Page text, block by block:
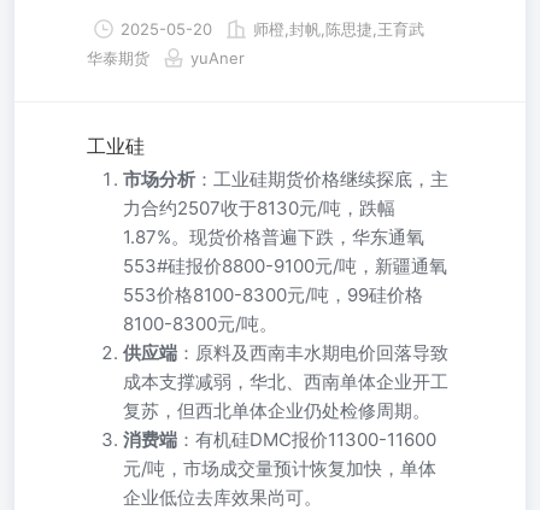
2025-05-20
师橙,封帆,陈思捷,王育武
华泰期货
yuAner
工业硅
市场分析 ：工业硅期货价格继续探底，主
力合约2507收于8130元/吨，跌幅
1.87%。现货价格普遍下跌，华东通氧
553#硅报价8800-9100元/吨，新疆通氧
553价格8100-8300元/吨，99硅价格
8100-8300元/吨。
供应端 ：原料及西南丰水期电价回落导致
成本支撑减弱，华北、西南单体企业开工
复苏，但西北单体企业仍处检修周期。
消费端 ：有机硅DMC报价11300-11600
元/吨，市场成交量预计恢复加快，单体
企业低位去库效果尚可。